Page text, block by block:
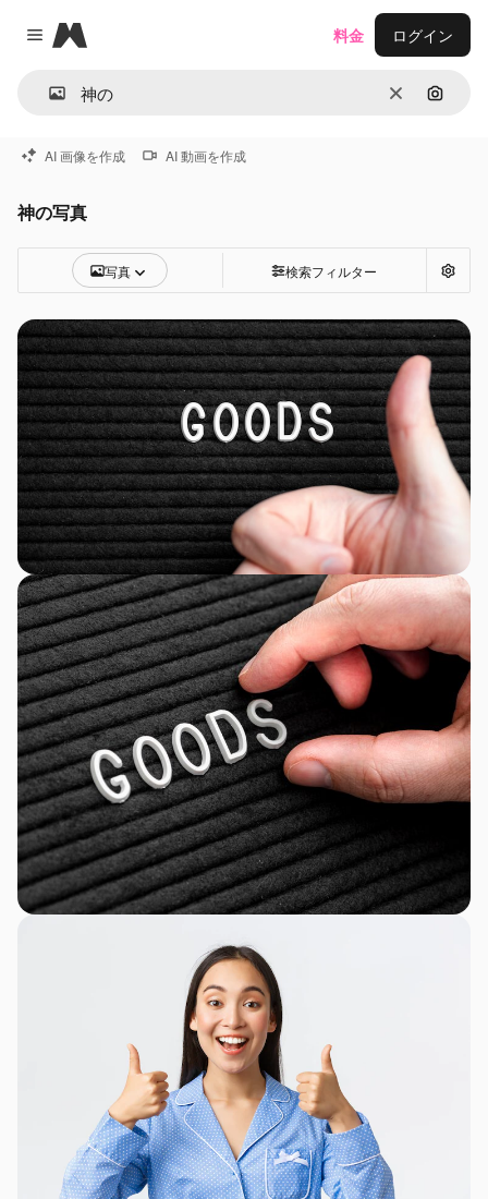
Close menu
Magnific
消去 画像で
料金 ログイン
AI 画像を作成 AI 動画を作成
神の写真
写真 検索フィルター